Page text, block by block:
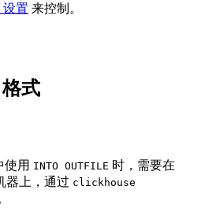
设置 来控制。
式
使用 INTO OUTFILE 时，需要在
器上，通过 clickhouse